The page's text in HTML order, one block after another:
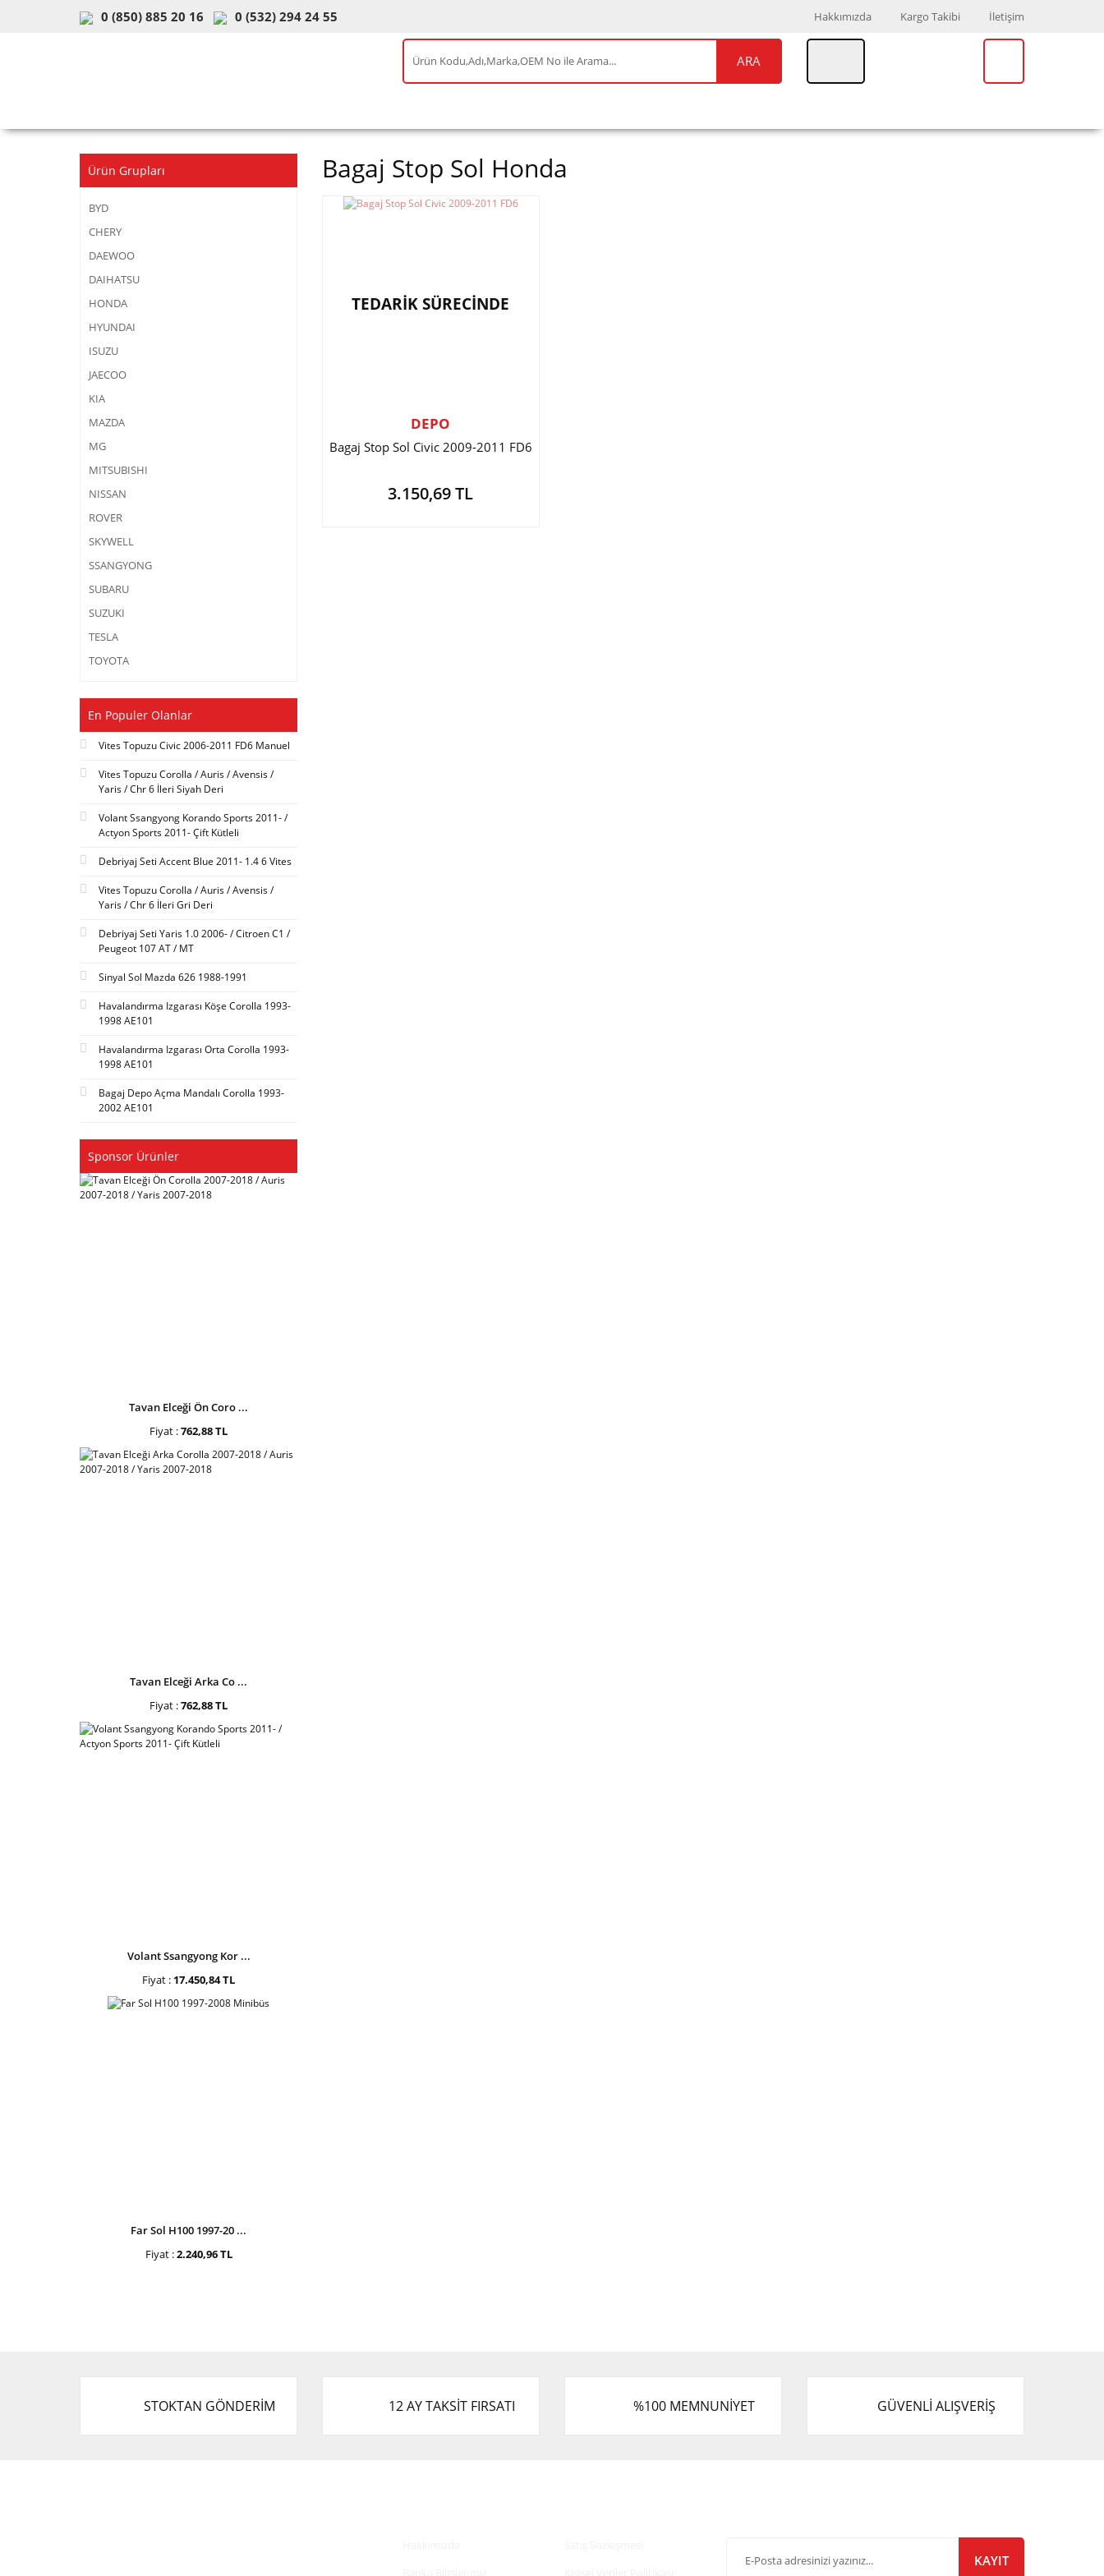
0 (850) 885 20 16 0 (532) 294 24 55 Hakkımızda Kargo Takibi İletişim
ARA
Ürün Grupları
BYD
CHERY
DAEWOO
DAIHATSU
HONDA
HYUNDAI
ISUZU
JAECOO
KIA
MAZDA
MG
MITSUBISHI
NISSAN
ROVER
SKYWELL
SSANGYONG
SUBARU
SUZUKI
TESLA
TOYOTA
En Populer Olanlar
Vites Topuzu Civic 2006-2011 FD6 Manuel
Vites Topuzu Corolla / Auris / Avensis /
Yaris / Chr 6 İleri Siyah Deri
Volant Ssangyong Korando Sports 2011- /
Actyon Sports 2011- Çift Kütleli
Debriyaj Seti Accent Blue 2011- 1.4 6 Vites
Vites Topuzu Corolla / Auris / Avensis /
Yaris / Chr 6 İleri Gri Deri
Debriyaj Seti Yaris 1.0 2006- / Citroen C1 /
Peugeot 107 AT / MT
Sinyal Sol Mazda 626 1988-1991
Havalandırma Izgarası Köşe Corolla 1993-
1998 AE101
Havalandırma Izgarası Orta Corolla 1993-
1998 AE101
Bagaj Depo Açma Mandalı Corolla 1993-
2002 AE101
Sponsor Ürünler
Tavan Elceği Ön Coro ...
Fiyat :762,88 TL
Tavan Elceği Arka Co ...
Fiyat :762,88 TL
Volant Ssangyong Kor ...
Fiyat : 17.450,84 TL
Far Sol H100 1997-20 ...
Fiyat :2.240,96 TL
Bagaj Stop Sol Honda
TEDARİK SÜRECİNDE
DEPO
Bagaj Stop Sol Civic 2009-2011 FD6
3.150,69 TL
STOKTAN GÖNDERİM 12 AY TAKSİT FIRSATI %100 MEMNUNİYET GÜVENLİ ALIŞVERİŞ
KAYIT